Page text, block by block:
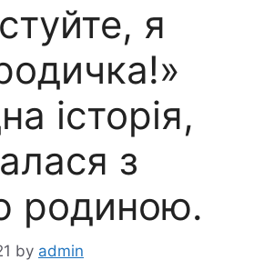
я
історія,
з
родиною.
by admin